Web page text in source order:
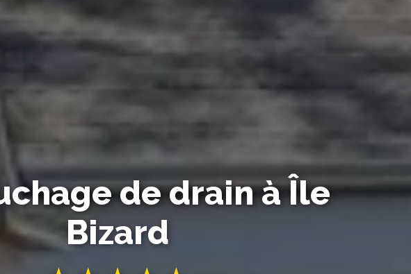
de drain à Île
Bizard